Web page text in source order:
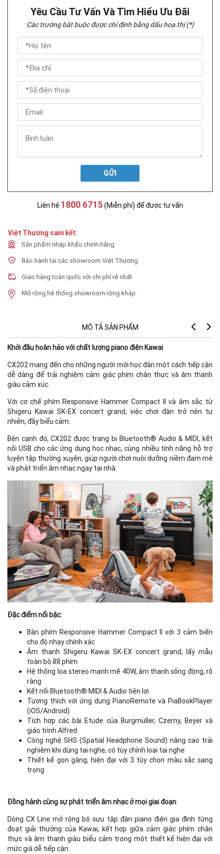
Yêu Cầu Tư Vấn Và Tìm Hiểu Ưu Đãi
Các trường bắt buộc được chỉ định bằng dấu hoa thị (*)
GỬI
Liên hệ 1800 6715 (Miễn phí) để được tư vấn
Việt Thương cam kết:
Sản phẩm nhập khẩu chính hãng
Bảo hành tại các showroom Việt Thương
Giao hàng toàn quốc với chi phí rẻ nhất
Mở rộng hệ thống showroom rộng khắp.
MÔ TẢ SẢN PHẨM
Khởi đầu hoàn hảo với chất lượng piano điện Kawai
CX202 mang đến cho những người mới học đàn một cách tiếp cận
dễ dàng để trải nghiệm cảm giác phím chân thực và âm thanh
giàu cảm xúc.
Với cơ chế phím Responsive Hammer Compact II và âm sắc từ
Shigeru Kawai SK-EX concert grand, việc chơi đàn trở nên tự
nhiên, đầy biểu cảm.
Bên cạnh đó, CX202 được trang bị Bluetooth® Audio & MIDI, kết
nối USB cho các ứng dụng học nhạc, cùng nhiều tính năng hỗ trợ
luyện tập thường xuyên, giúp người chơi nuôi dưỡng niềm đam mê
và phát triển âm nhạc ngay tại nhà.
Đặc điểm nổi bậc:
Bàn phím Responsive Hammer Compact II với 3 cảm biến
cho độ nhạy chính xác
Âm thanh Shigeru Kawai SK-EX concert grand, lấy mẫu
toàn bộ 88 phím
Hệ thống loa stereo mạnh mẽ 40W, âm thanh sống động, rõ
ràng
Kết nối Bluetooth® MIDI & Audio tiện lợi
Tương thích với ứng dụng PianoRemote và PiaBookPlayer
(iOS/Android)
Tích hợp các bài Etude của Burgmüller, Czerny, Beyer và
giáo trình Alfred
Công nghệ SHS (Spatial Headphone Sound) nâng cao trải
nghiệm khi dùng tai nghe, có tùy chỉnh loại tai nghe
Thiết kế gọn gàng, hiện đại với 3 tùy chọn màu sắc sang
trọng
Đồng hành cùng sự phát triển âm nhạc ở mọi giai đoạn
Dòng CX Line mở rộng bộ sưu tập đàn piano điện gia đình từng
đoạt giải thưởng của Kawai, kết hợp giữa cảm giác phím chân
thực và âm thanh giàu biểu cảm trong một thiết kế hiện đại với
mức giá dễ tiếp cận.